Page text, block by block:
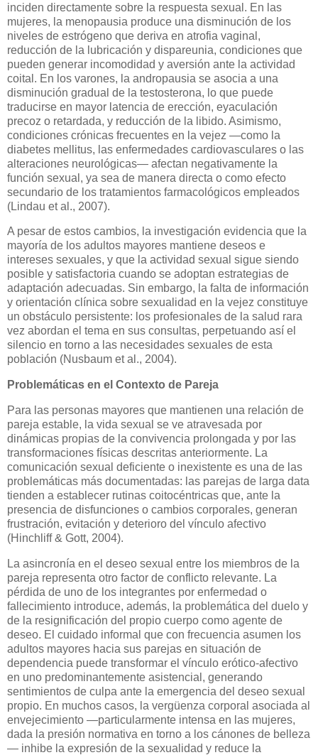
inciden directamente sobre la respuesta sexual. En las
mujeres, la menopausia produce una disminución de los
niveles de estrógeno que deriva en atrofia vaginal,
reducción de la lubricación y dispareunia, condiciones que
pueden generar incomodidad y aversión ante la actividad
coital. En los varones, la andropausia se asocia a una
disminución gradual de la testosterona, lo que puede
traducirse en mayor latencia de erección, eyaculación
precoz o retardada, y reducción de la libido. Asimismo,
condiciones crónicas frecuentes en la vejez —como la
diabetes mellitus, las enfermedades cardiovasculares o las
alteraciones neurológicas— afectan negativamente la
función sexual, ya sea de manera directa o como efecto
secundario de los tratamientos farmacológicos empleados
(Lindau et al., 2007).
A pesar de estos cambios, la investigación evidencia que la
mayoría de los adultos mayores mantiene deseos e
intereses sexuales, y que la actividad sexual sigue siendo
posible y satisfactoria cuando se adoptan estrategias de
adaptación adecuadas. Sin embargo, la falta de información
y orientación clínica sobre sexualidad en la vejez constituye
un obstáculo persistente: los profesionales de la salud rara
vez abordan el tema en sus consultas, perpetuando así el
silencio en torno a las necesidades sexuales de esta
población (Nusbaum et al., 2004).
Problemáticas en el Contexto de Pareja
Para las personas mayores que mantienen una relación de
pareja estable, la vida sexual se ve atravesada por
dinámicas propias de la convivencia prolongada y por las
transformaciones físicas descritas anteriormente. La
comunicación sexual deficiente o inexistente es una de las
problemáticas más documentadas: las parejas de larga data
tienden a establecer rutinas coitocéntricas que, ante la
presencia de disfunciones o cambios corporales, generan
frustración, evitación y deterioro del vínculo afectivo
(Hinchliff & Gott, 2004).
La asincronía en el deseo sexual entre los miembros de la
pareja representa otro factor de conflicto relevante. La
pérdida de uno de los integrantes por enfermedad o
fallecimiento introduce, además, la problemática del duelo y
de la resignificación del propio cuerpo como agente de
deseo. El cuidado informal que con frecuencia asumen los
adultos mayores hacia sus parejas en situación de
dependencia puede transformar el vínculo erótico-afectivo
en uno predominantemente asistencial, generando
sentimientos de culpa ante la emergencia del deseo sexual
propio. En muchos casos, la vergüenza corporal asociada al
envejecimiento —particularmente intensa en las mujeres,
dada la presión normativa en torno a los cánones de belleza
— inhibe la expresión de la sexualidad y reduce la